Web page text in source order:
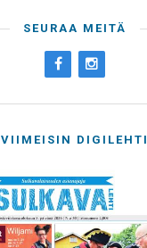
SEURAA MEITÄ
VIIMEISIN DIGILEHTI